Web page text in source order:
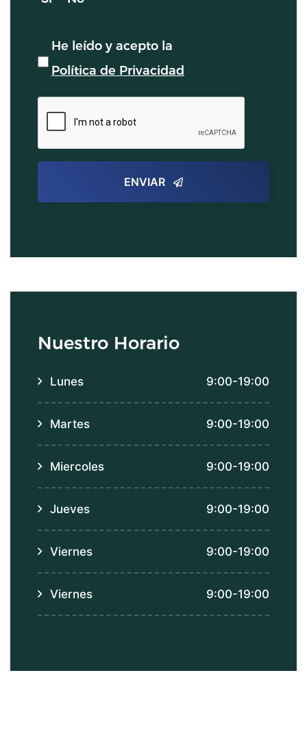
He leído y acepto la
Política de Privacidad
ENVIAR
Nuestro Horario
Lunes 9:00-19:00
Martes 9:00-19:00
Miercoles 9:00-19:00
Jueves 9:00-19:00
Viernes 9:00-19:00
Viernes 9:00-19:00